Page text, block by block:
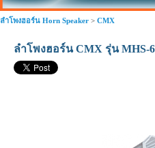
ลำโพงฮอร์น Horn Speaker > CMX
ลำโพงฮอร์น CMX รุ่น MHS-